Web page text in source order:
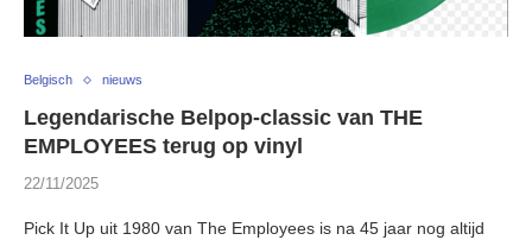
Belgisch nieuws
Legendarische Belpop-classic van THE
EMPLOYEES terug op vinyl
22/11/2025
Pick It Up uit 1980 van The Employees is na 45 jaar nog altijd